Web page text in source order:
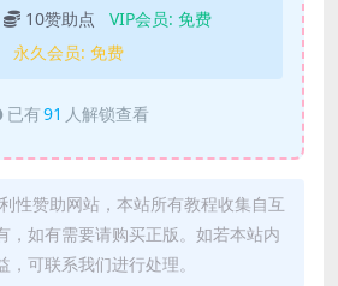
10赞助点 VIP会员: 免费
永久会员: 免费
已有91 人解锁查看
性赞助网站，本站所有教程收集自互
，如有需要请购买正版。如若本站内
可联系我们进行处理。